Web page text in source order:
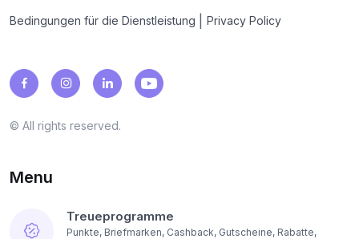
Bedingungen für die Dienstleistung Privacy Policy
© All rights reserved.
Menu
Treueprogramme
Punkte, Briefmarken, Cashback, Gutscheine, Rabatte,